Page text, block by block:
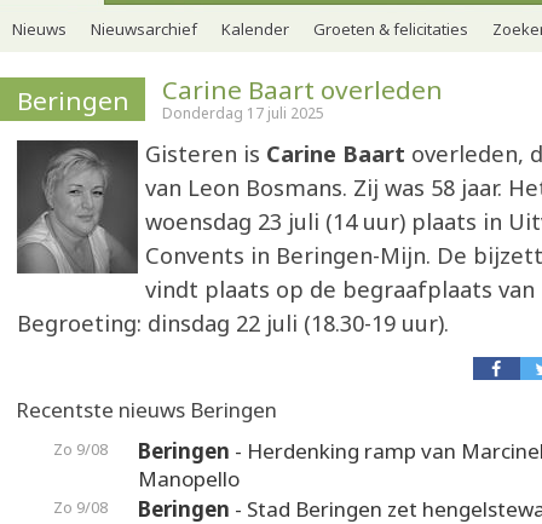
Nieuws Nieuwsarchief Kalender Groeten & felicitaties
Beringen Carine Baart overleden
Donderdag 17 juli 2025
Gisteren is Carine Baart overleden,
van Leon Bosmans. Zij was 58 jaar.
woensdag 23 juli (14 uur) plaats in
Convents in Beringen-Mijn. De
vindt plaats op de begraafplaats van
Begroeting: dinsdag 22 juli (18.30-19 uur).
Recentste nieuws Beringen
Zo 9/08 Beringen - Herdenking ramp van
Manopello
Zo 9/08 Beringen - Stad Beringen zet